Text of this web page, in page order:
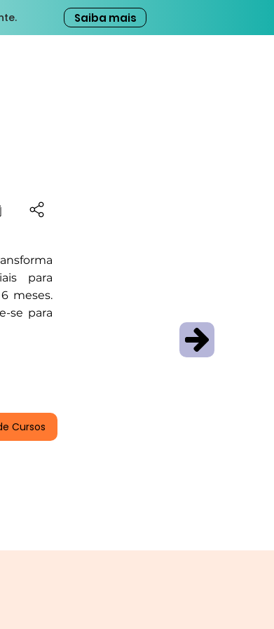
Saiba mais
para
meses.
se para
Cursos